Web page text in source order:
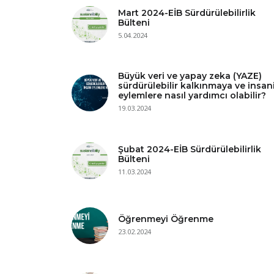
Mart 2024-EİB Sürdürülebilirlik
Bülteni
5.04.2024
Büyük veri ve yapay zeka (YAZE)
sürdürülebilir kalkınmaya ve
eylemlere nasıl yardımcı olabilir?
19.03.2024
Şubat 2024-EİB Sürdürülebilirlik
Bülteni
11.03.2024
Öğrenmeyi Öğrenme
23.02.2024